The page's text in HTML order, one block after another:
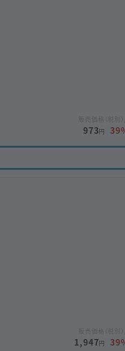
973円 39
1,947円 39